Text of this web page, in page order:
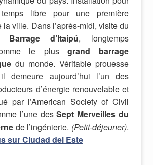
libre pour une première
la ville. Dans l’après-midi, visite du
Barrage d’Itaipú, longtemps
le plusgrand barrage
du monde. Véritable prouesse
il demeure aujourd’hui l’un des
d’énergie renouvelable et
par l’American Society of Civil
l’une desSept Merveilles du
de l’ingénierie. (Petit-déjeuner).
sur Ciudad del Este